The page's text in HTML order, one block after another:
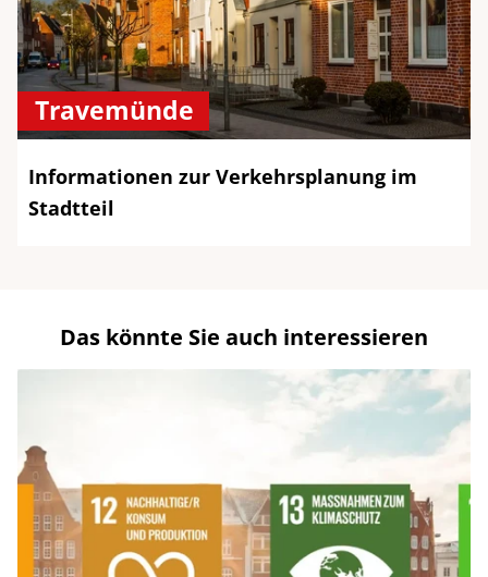
Travemünde
Informationen zur Verkehrsplanung im
Stadtteil
Das könnte Sie auch interessieren